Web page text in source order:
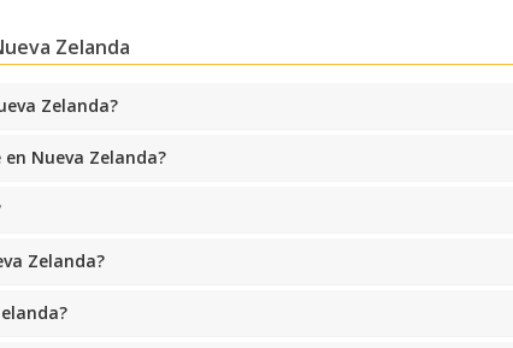
proveedores.
Iniciar sesión con eLink
Zelanda
Zelanda?
Nueva Zelanda?
Zelanda?